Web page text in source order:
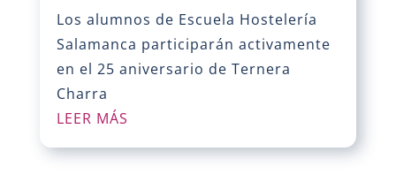
Los alumnos de Escuela Hostelería
Salamanca participarán activamente
en el 25 aniversario de Ternera
Charra
LEER MÁS